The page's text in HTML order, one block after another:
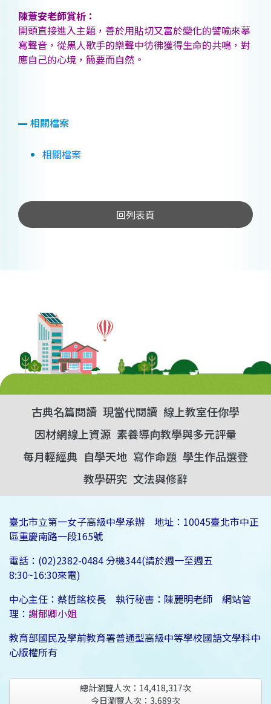
陳薏安老師賞析：
開頭直接進入主題，善於用貼切又富於變化的譬喻來摹
寫聲音，從黑人歌手的樂聲中彷彿獲得生命的共鳴，對
應自己的心境，簡要而自然。
相關檔案
相關檔案
回列表頁
古典名篇閱讀 現當代閱讀 線上教室任你學
因材網線上資源 素養導向教學與多元評量
每月輕經典 自學天地 寫作命題 學生作品選登
教學研究 文法與修辭
臺北市立第一女子高級中學承辦 地址：10045臺北市中正
區重慶南路一段165號
電話：(02)2382-0484 分機344(請於週一至週五
8:30~16:30來電)
中心主任：蔡哲銘校長 執行秘書：陳麗明老師 網站管
理： 謝郁卿小姐
教育部國民及學前教育署普通型高級中等學校國語文學科中
心版權所有
總計瀏覽人次： 14,418,317次
今日瀏覽人次： 3,689次